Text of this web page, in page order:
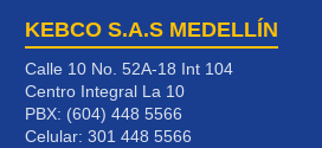
KEBCO S.A.S MEDELLÍN
Calle 10 No. 52A-18 Int 104
Centro Integral La 10
PBX: (604) 448 5566
Celular: 301 448 5566